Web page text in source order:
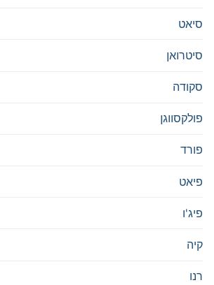
סיאט
סיטרואן
סקודה
פולקסווגן
פורד
פיאט
פיג'ו
קיה
רנו